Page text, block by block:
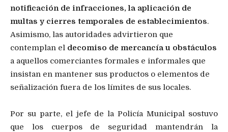
notificación de infracciones, la aplicación de
multas y cierres temporales de establecimientos.
Asimismo, las autoridades advirtieron que
contemplan el decomiso de mercancía u obstáculos
a aquellos comerciantes formales e informales que
insistan en mantener sus productos o elementos de
señalización fuera de los límites de sus locales.
Por su parte, el jefe de la Policía Municipal sostuvo
que los cuerpos de seguridad mantendrán la